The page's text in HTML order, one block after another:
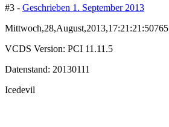
#3 - Geschrieben 1. September 2013
Mittwoch,28,August,2013,17:21:21:50765
VCDS Version: PCI 11.11.5
Datenstand: 20130111
Icedevil